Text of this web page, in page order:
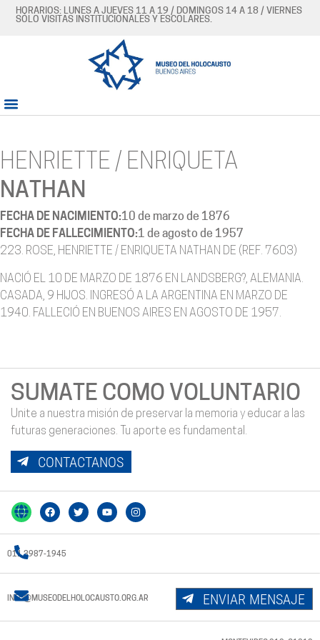
HORARIOS: LUNES A JUEVES 11 A 19 / DOMINGOS 14 A 18 / VIERNES
SÓLO VISITAS INSTITUCIONALES Y ESCOLARES.
HENRIETTE / ENRIQUETA
NATHAN
FECHA DE NACIMIENTO:10 de marzo de 1876
FECHA DE FALLECIMIENTO:1 de agosto de 1957
223. ROSE, HENRIETTE / ENRIQUETA NATHAN DE (REF. 7603)
NACIÓ EL 10 DE MARZO DE 1876 EN LANDSBERG?, ALEMANIA.
CASADA, 9 HIJOS. INGRESÓ A LA ARGENTINA EN MARZO DE
1940. FALLECIÓ EN BUENOS AIRES EN AGOSTO DE 1957.
SUMATE COMO VOLUNTARIO
Unite a nuestra misión de preservar la memoria y educar a las
futuras generaciones. Tu aporte es fundamental.
CONTACTANOS
011 3987-1945
INFO@MUSEODELHOLOCAUSTO.ORG.AR ENVIAR MENSAJE